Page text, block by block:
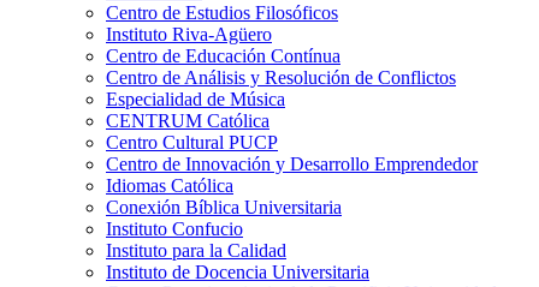
Centro de Estudios Filosóficos
Instituto Riva-Agüero
Centro de Educación Contínua
Centro de Análisis y Resolución de Conflictos
Especialidad de Música
CENTRUM Católica
Centro Cultural PUCP
Centro de Innovación y Desarrollo Emprendedor
Idiomas Católica
Conexión Bíblica Universitaria
Instituto Confucio
Instituto para la Calidad
Instituto de Docencia Universitaria